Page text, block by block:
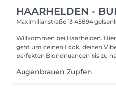
HAARHELDEN -
Maximilianstraße 13 45894
Willkommen bei Haarhelden. Hier geht's um mehr als Haare es
geht um deinen Look, deinen
perfekten Blondnuancen bis zu
Augenbrauen Zupfen